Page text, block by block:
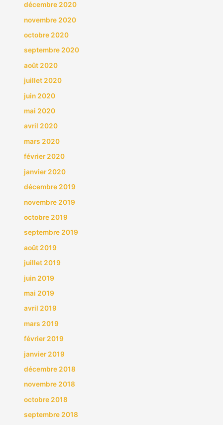
décembre 2020
novembre 2020
octobre 2020
septembre 2020
août 2020
juillet 2020
juin 2020
mai 2020
avril 2020
mars 2020
février 2020
janvier 2020
décembre 2019
novembre 2019
octobre 2019
septembre 2019
août 2019
juillet 2019
juin 2019
mai 2019
avril 2019
mars 2019
février 2019
janvier 2019
décembre 2018
novembre 2018
octobre 2018
septembre 2018